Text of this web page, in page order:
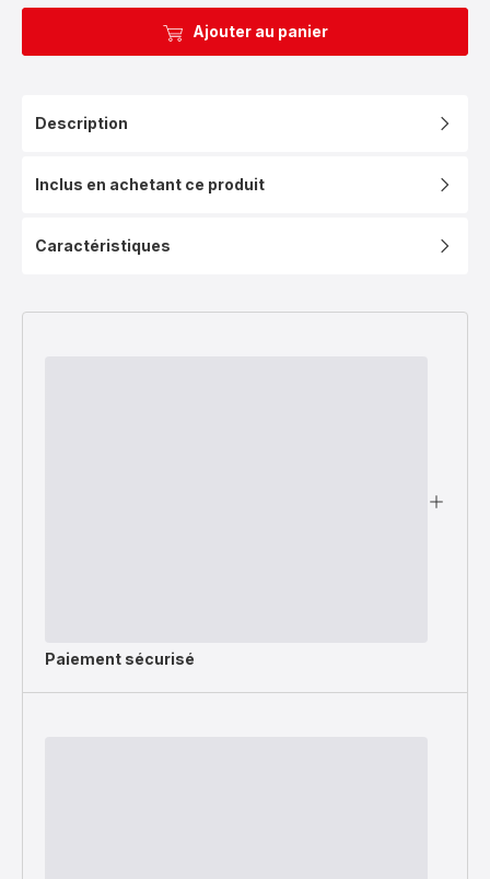
Ajouter au panier
Description
Inclus en achetant ce produit
Caractéristiques
Paiement sécurisé